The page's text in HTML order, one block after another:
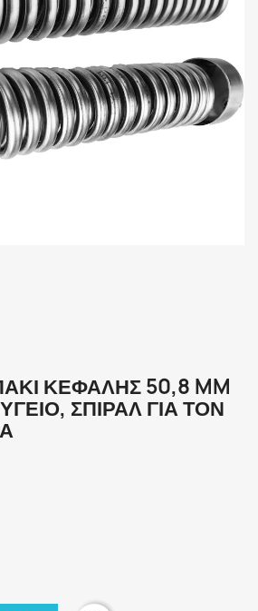
ΚΕΦΑΛΉΣ 50,8 MM
ΣΠΙΡΆΛ ΓΙΑ ΤΟΝ